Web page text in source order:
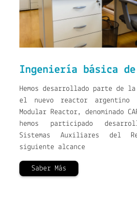
Ingeniería básica de
Hemos desarrollado parte de la
el nuevo reactor
Modular Reactor, denominado
hemos participado
Sistemas Auxiliares del
siguiente alcance
Saber Más